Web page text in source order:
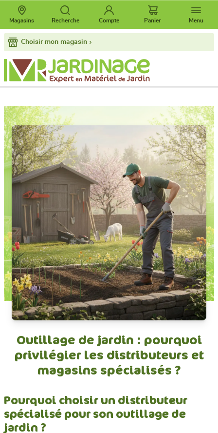
Choisir mon magasin
Magasins Recherche Compte Panier Menu
Outillage de jardin : pourquoi
privilégier les distributeurs et
magasins spécialisés ?
Pourquoi choisir un distributeur
spécialisé pour son outillage de
jardin ?